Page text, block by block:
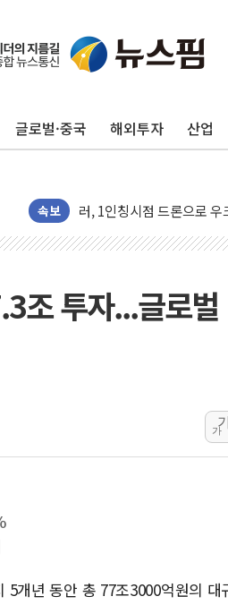
글로벌·중국 해외투자 산업
속보
금값 7주 만에 최고…美 고
러, 1인칭시점 드론으로
[베트남 증시] 지수 하락
양주 섬유염색공장서 화재
김정관 산업부 장관 "주 52
동해해경, 독도 해상서 부
주한미군 "오산기지 누출,
[코인 시황] 비트코인,
[르포] 39도 폭염 속 잠실
조 투자...글로벌
가
개년 동안 총 77조3000억원의 대